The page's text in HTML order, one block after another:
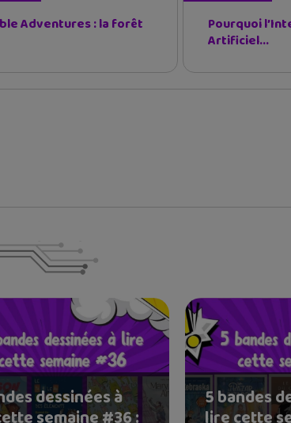
Adventures : la forêt
Pourquoi
Artificiel...
dessinées à 5 bandes